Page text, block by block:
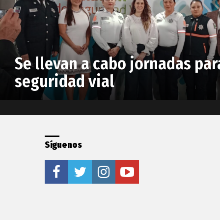
Se llevan a cabo jornadas
seguridad vial
Síguenos
facebooktwitter instagramyoutube